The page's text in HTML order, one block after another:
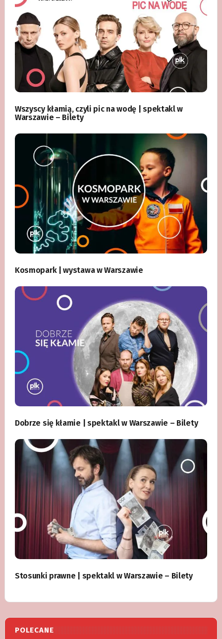
Wszyscy kłamią, czyli pic na wodę | spektakl w
Warszawie – Bilety
Kosmopark | wystawa w Warszawie
Dobrze się kłamie | spektakl w Warszawie – Bilety
Stosunki prawne | spektakl w Warszawie – Bilety
POLECANE